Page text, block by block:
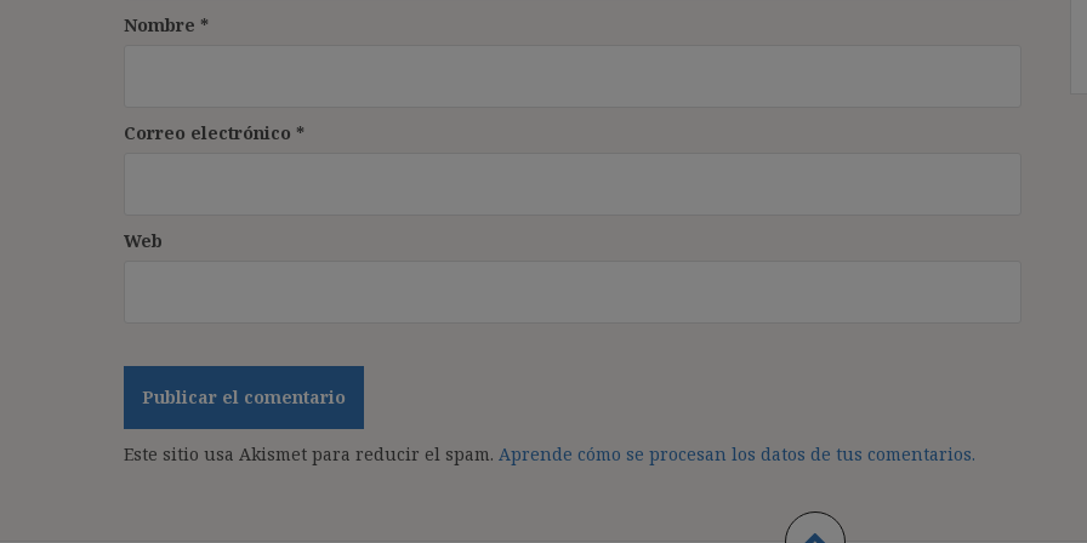
Nombre *
Correo electrónico *
Web
Este sitio usa Akismet para reducir el spam. Aprende cómo se procesan los datos de tus comentarios.